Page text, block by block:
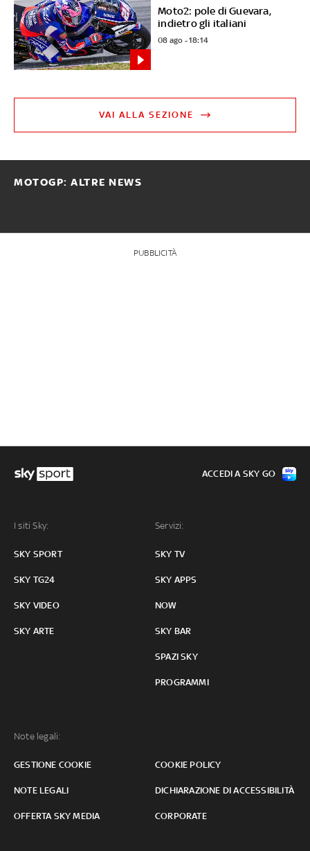
Moto2: pole di Guevara,
indietro gli italiani
08 ago - 18:14
VAI ALLA SEZIONE
MOTOGP: ALTRE NEWS
PUBBLICITÀ
I siti Sky:
SKY SPORT
SKY TG24
SKY VIDEO
SKY ARTE
Servizi:
SKY TV
SKY APPS
NOW
SKY BAR
SPAZI SKY
PROGRAMMI
Note legali:
GESTIONE COOKIE COOKIE POLICY
NOTE LEGALI DICHIARAZIONE DI ACCESSIBILITÀ
OFFERTA SKY MEDIA CORPORATE
ACCEDI A SKY GO